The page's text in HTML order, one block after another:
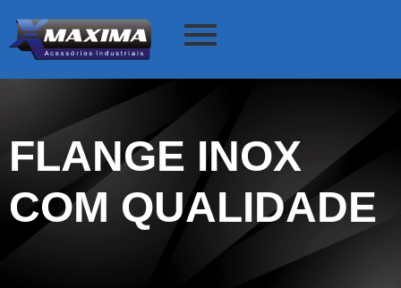
FLANGE INOX
COM QUALIDADE